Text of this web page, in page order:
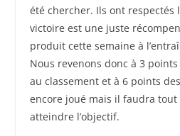
été chercher. Ils ont respectés
victoire est une juste
produit cette semaine à
Nous revenons donc à 3
au classement et à 6 points
encore joué mais il faudra
atteindre l’objectif.